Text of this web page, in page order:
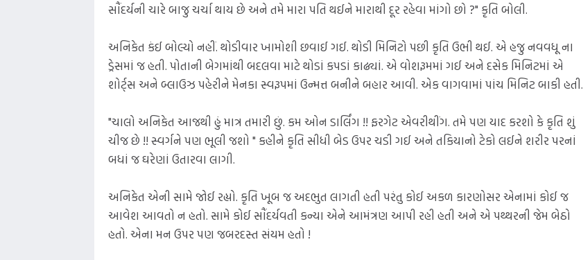
સૌંદર્યની ચારે બાજુ ચર્ચા થાય છે અને તમે મારા પતિ થઈને મારાથી દૂર રહેવા માંગો છો ?" કૃતિ બોલી.
અનિકેત કંઈ બોલ્યો નહીં. થોડીવાર ખામોશી છવાઈ ગઈ. થોડી મિનિટો પછી કૃતિ ઉભી થઈ. એ હજુ નવવધૂ ના
ડ્રેસમાં જ હતી. પોતાની બેગમાંથી બદલવા માટે થોડાં કપડાં કાઢ્યાં. એ વોશરૂમમાં ગઈ અને દસેક મિનિટમાં એ
શોર્ટ્સ અને બ્લાઉઝ પહેરીને મેનકા સ્વરૂપમાં ઉન્મત્ત બનીને બહાર આવી. એક વાગવામાં પાંચ મિનિટ બાકી હતી.
"ચાલો અનિકેત આજથી હું માત્ર તમારી છું. કમ ઓન ડાર્લિંગ !! ફરગેટ એવરીથીંગ. તમે પણ યાદ કરશો કે કૃતિ શું
ચીજ છે !! સ્વર્ગને પણ ભૂલી જશો " કહીને કૃતિ સીધી બેડ ઉપર ચડી ગઈ અને તકિયાનો ટેકો લઈને શરીર પરનાં
બધાં જ ઘરેણાં ઉતારવા લાગી.
અનિકેત એની સામે જોઈ રહ્યો. કૃતિ ખૂબ જ અદભુત લાગતી હતી પરંતુ કોઈ અકળ કારણોસર એનામાં કોઈ જ
આવેશ આવતો ન હતો. સામે કોઈ સૌંદર્યવતી કન્યા એને આમંત્રણ આપી રહી હતી અને એ પથ્થરની જેમ બેઠો
હતો. એના મન ઉપર પણ જબરદસ્ત સંયમ હતો !